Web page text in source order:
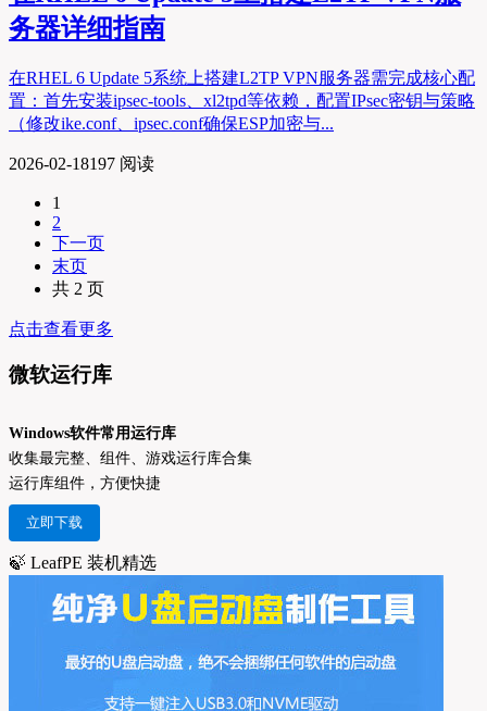
务器详细指南
在RHEL 6 Update 5系统上搭建L2TP VPN服务器需完成核心配
置：首先安装ipsec-tools、xl2tpd等依赖，配置IPsec密钥与策略
（修改ike.conf、ipsec.conf确保ESP加密与...
2026-02-18197 阅读
1
2
下一页
末页
共 2 页
点击查看更多
微软运行库
Windows软件常用运行库
收集最完整、组件、游戏运行库合集
运行库组件，方便快捷
立即下载
🍃 LeafPE 装机精选